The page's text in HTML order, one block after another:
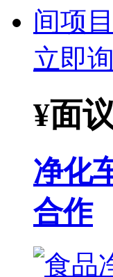
立即
¥面议
净化
合作